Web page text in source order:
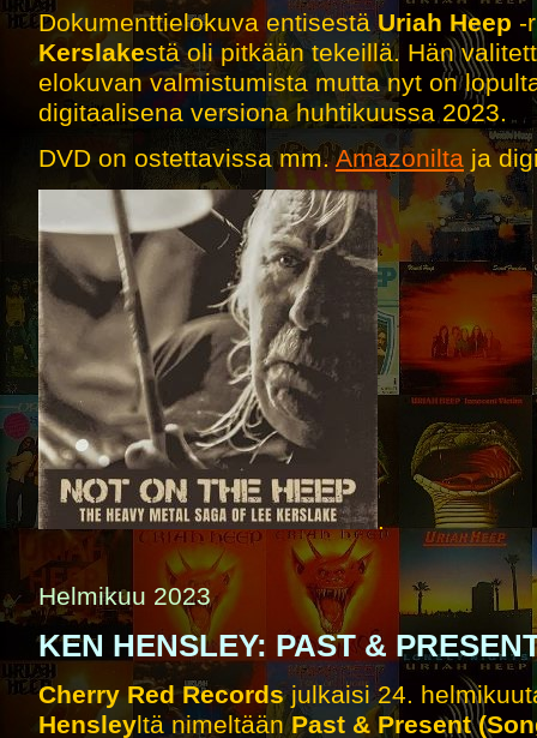
Dokumenttielokuva entisestäUriah Heep -
Kerslakestä oli pitkään tekeillä. Hän
elokuvan valmistumista mutta nyt on
digitaalisena versiona huhtikuussa 2023.
DVD on ostettavissa mm.Amazonilta ja
.
Helmikuu 2023
KEN HENSLEY: PAST &
Cherry Red Recordsjulkaisi 24.
Hensleyltä nimeltäänPast & Present